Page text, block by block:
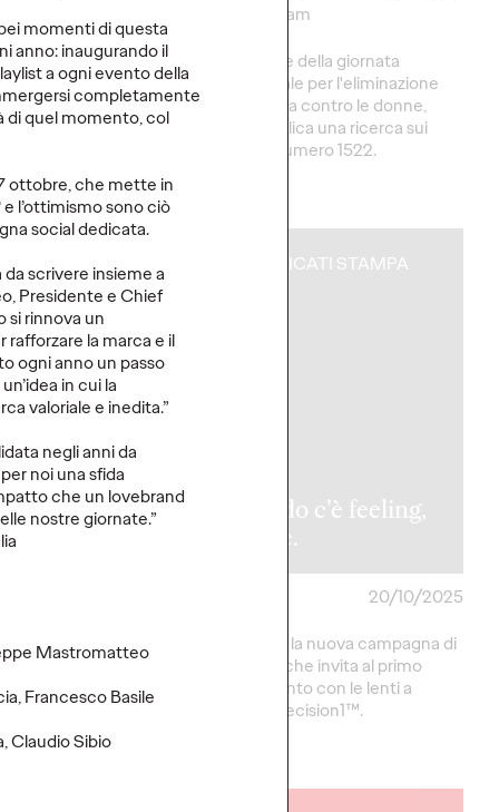
momenti di questa
anno: inaugurando il
a ogni evento della
completamente
di quel momento, col
ottobre, che mette in
l’ottimismo sono ciò
social dedicata.
scrivere insieme a
Presidente e Chief
si rinnova un
la marca e il
ogni anno un passo
in cui la
valoriale e inedita.”
negli anni da
noi una sfida
che un lovebrand
nostre giornate.”
Mastromatteo
Francesco Basile
Claudio Sibio
nominata Head of
Rachel Porter
Strategy,
Strategy Team
In occasione della giornata
internazionale per l'eliminazione
della violenza contro le donne,
Ogilvy pubblica una ricerca sui
CAV e sul numero 1522.
STAMPA
Creative
per
storytelling.
COMUNICATI STAMPA
Quando c'è feeling,
si vede.
20/10/2025
Ogilvy firma la nuova campagna di
Alcon Italia che invita al primo
appuntamento con le lenti a
contatto Precision1™.